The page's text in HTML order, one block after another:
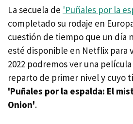
La secuela de 'Puñales por la
completado su rodaje en
cuestión de tiempo que un día
esté disponible en Netflix para
2022 podremos ver una
reparto de primer nivel y cuyo
'Puñales por la espalda: El
Onion'.